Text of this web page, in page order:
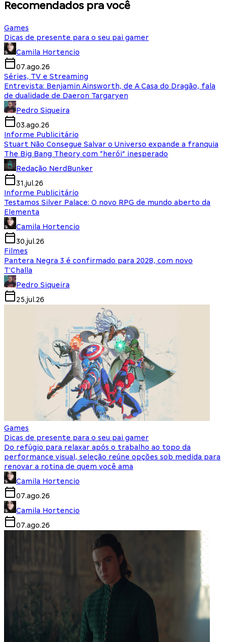
Recomendados pra você
Games
Dicas de presente para o seu pai gamer
Camila Hortencio
07.ago.26
Séries, TV e Streaming
Entrevista: Benjamin Ainsworth, de A Casa do Dragão, fala
de dualidade de Daeron Targaryen
Pedro Siqueira
03.ago.26
Informe Publicitário
Stuart Não Consegue Salvar o Universo expande a franquia
The Big Bang Theory com “herói” inesperado
Redação NerdBunker
31.jul.26
Informe Publicitário
Testamos Silver Palace: O novo RPG de mundo aberto da
Elementa
Camila Hortencio
30.jul.26
Filmes
Pantera Negra 3 é confirmado para 2028, com novo
T'Challa
Pedro Siqueira
25.jul.26
Games
Dicas de presente para o seu pai gamer
Do refúgio para relaxar após o trabalho ao topo da
performance visual, seleção reúne opções sob medida para
renovar a rotina de quem você ama
Camila Hortencio
07.ago.26
Camila Hortencio
07.ago.26